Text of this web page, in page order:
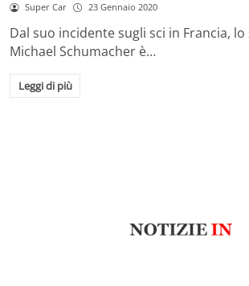
Super Car 23 Gennaio 2020
Dal suo incidente sugli sci in Francia,
Michael Schumacher è…
Leggi di più